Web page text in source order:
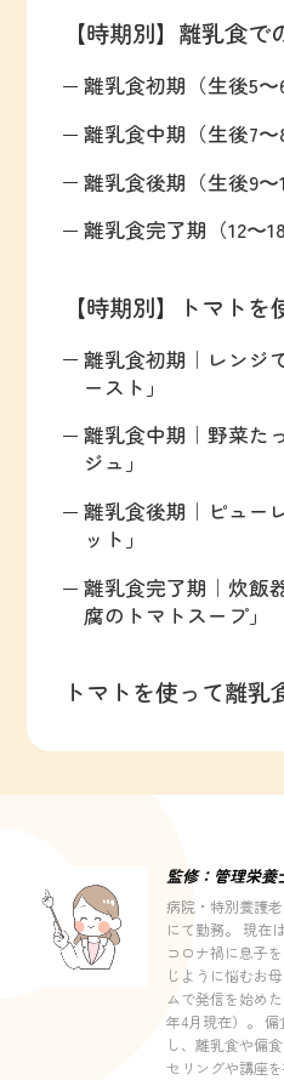
【時期別】離乳食
離乳食初期（生後5〜
離乳食中期（生後7〜
離乳食後期（生後9〜
離乳食完了期（12〜
【時期別】トマト
離乳食初期｜レンジ
ースト」
離乳食中期｜野菜た
ジュ」
離乳食後期｜ピュー
ット」
離乳食完了期｜炊飯
腐のトマトスープ」
トマトを使って離乳
監修：管理栄養
病院・特別養護
にて勤務。 現在
コロナ禍に息子
じように悩むお
ムで発信を始め
年4月現在）。
し、離乳食や偏
セリングや講座を